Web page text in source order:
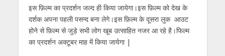
इस फ़िल्म का प्रदर्शन जल्द ही किया जायेगा।इस फ़िल्म को देख के
दर्शक अपना पहली पसन्द बना लेगे।इस फ़िल्म के दूसरा लुक आउट
होने से फ़िल्म से जुड़े सभी लोग खूब उत्साहित नजर आ रहे है।फिल्म
का प्रदर्शन अक्टूबर माह में किया जायेगा |